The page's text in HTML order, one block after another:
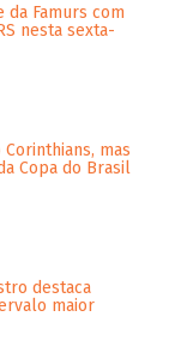
da Famurs com
nesta sexta-
mas
Copa do Brasil
destaca
maior